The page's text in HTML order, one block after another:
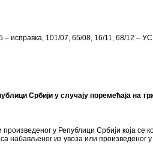
– исправка, 101/07, 65/08, 16/11, 68/12 –
Србији у случају поремећаја на
у Републици Србији која се
набављеног из увоза или произведеног